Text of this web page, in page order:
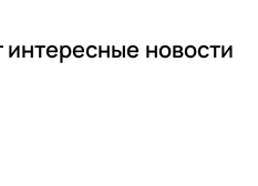
интересные новости